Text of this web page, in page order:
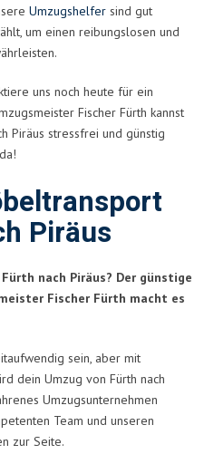
Umzugshelfer sind gut
um einen reibungslosen und
uns noch heute für ein
Fischer Fürth kannst
Piräus stressfrei und günstig
Piräus
nach Piräus? Der günstige
Fischer Fürth macht es
sein, aber mit
dein Umzug von Fürth nach
Umzugsunternehmen
Team und unseren
zur Seite.